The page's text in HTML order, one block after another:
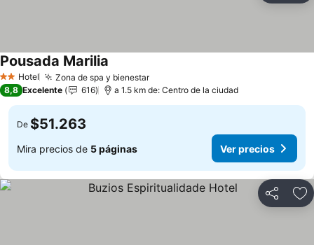
2 Estrellas
Hotel Zona de spa y bienestarVer precios
Pousada Marilia
8,8 Excelente 616 a 1.5 km de: Centro de la ciudad
De $51.263
Mira precios de 5 páginas Ver precios
Compartir